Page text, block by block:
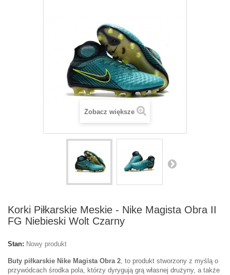
Zobacz większe
Korki Piłkarskie Meskie - Nike Magista Obra II
FG Niebieski Wolt Czarny
Stan: Nowy produkt
Buty piłkarskie Nike Magista Obra 2, to produkt stworzony z myślą o
przywódcach środka pola, którzy dyrygują grą własnej drużyny, a także